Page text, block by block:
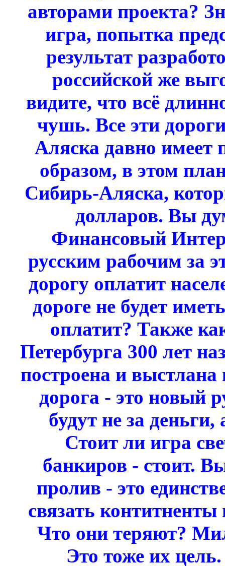
авторами проекта?
игра, попытка
результат
российской же
видите, что всё
чушь. Все эти
Аляска давно имеет
образом, в этом
Сибирь-Аляска,
долларов. Вы
Финансовый
русским рабочим за
дорогу оплатит
дороге не будет
оплатит? Также
Петербурга 300 лет
построена и
дорога - это новый
будут не за
Стоит ли игра
банкиров - стоит.
пролив - это
связать
Что они теряют?
Это тоже их